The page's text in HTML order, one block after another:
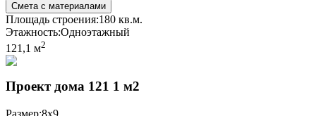
Смета с материалами
Площадь строения:180 кв.м.
Этажность:Одноэтажный
121,1 м2
Проект дома 121 1 м2